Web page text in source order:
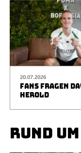
20.07.2026
FANS FRAGEN
HEROLD
RUND